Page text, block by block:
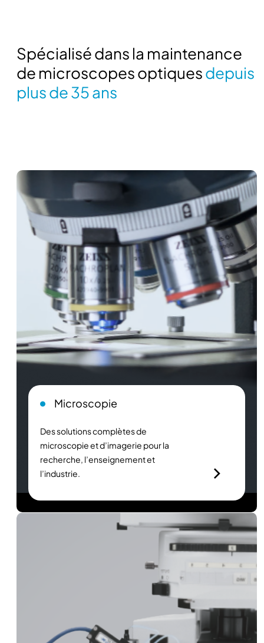
Spécialisé dans la maintenance
de microscopes optiquesdepuis
plus de 35 ans
Microscopie
Des solutions complètes de
microscopie et d’imagerie pour la
recherche, l’enseignement et
l’industrie.